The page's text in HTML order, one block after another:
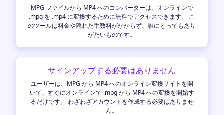
MPG ファイルから MP4 へのコンバーターは、オンラインで
.mpg を .mp4 に変換するために無料でアクセスできます。 こ
のツールは料金や隠れた手数料がかからず、誰にとってもあり
がたいものです。
サインアップする必要はありません
ユーザーは、MPG から MP4 へのオンライン変換サイトを開
いて、すぐにオンラインで .mpg から MP4 への変換を開始す
るだけです。 わざわざアカウントを作成する必要はありませ
ん。